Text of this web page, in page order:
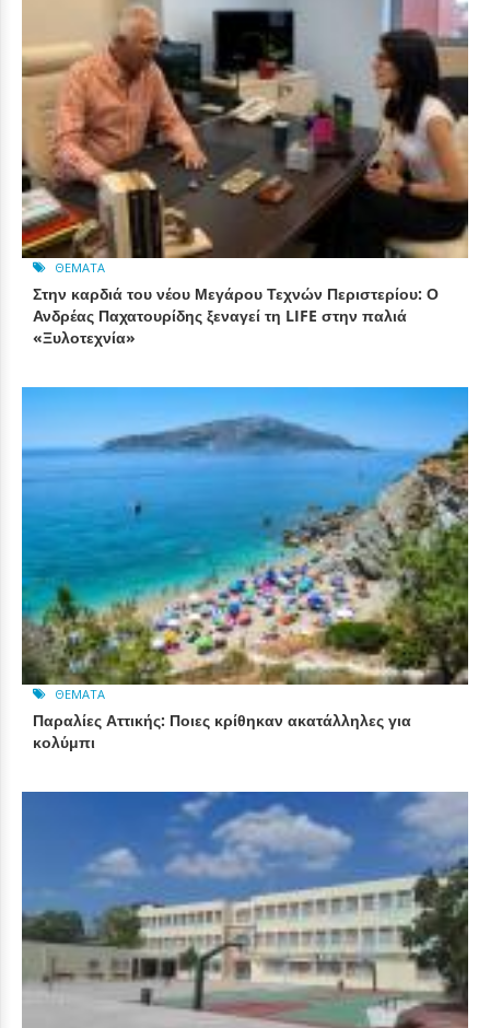
ΘΈΜΑΤΑ
Στην καρδιά του νέου Μεγάρου Τεχνών Περιστερίου: Ο
Ανδρέας Παχατουρίδης ξεναγεί τη LIFE στην παλιά
«Ξυλοτεχνία»
ΘΈΜΑΤΑ
Παραλίες Αττικής: Ποιες κρίθηκαν ακατάλληλες για
κολύμπι